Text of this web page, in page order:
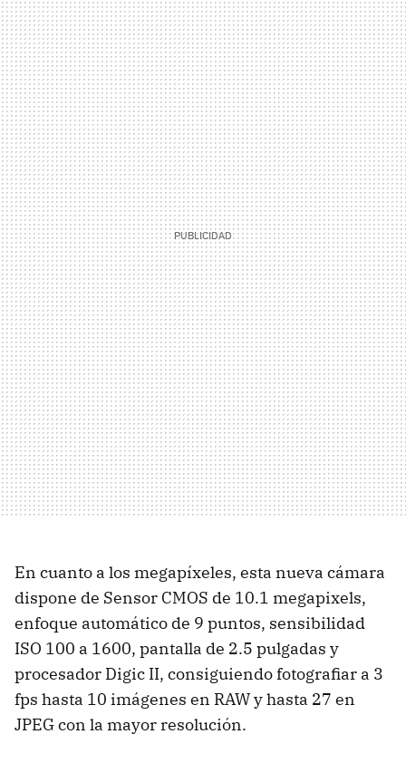
En cuanto a los megapíxeles, esta nueva cámara
dispone de Sensor CMOS de 10.1 megapixels,
enfoque automático de 9 puntos, sensibilidad
ISO 100 a 1600, pantalla de 2.5 pulgadas y
procesador Digic II, consiguiendo fotografiar a 3
fps hasta 10 imágenes en RAW y hasta 27 en
JPEG con la mayor resolución.